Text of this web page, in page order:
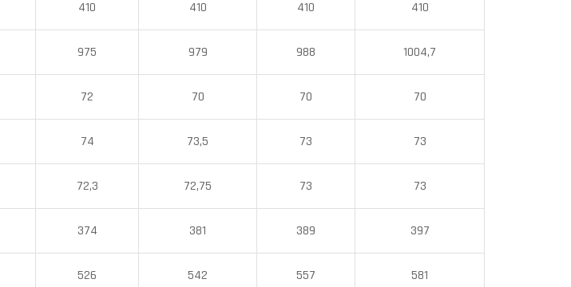
410 410 410 410
975 979 988 1004,7
72 70 70 70
74 73,5 73 73
72,3 72,75 73 73
374 381 389 397
526 542 557 581